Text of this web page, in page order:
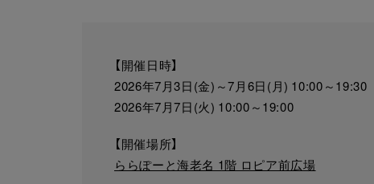
【開催日時】
2026年7月3日(金)～7月6日(月) 10:00～19:30
2026年7月7日(火) 10:00～19:00
【開催場所】
ららぽーと海老名 1階 ロピア前広場